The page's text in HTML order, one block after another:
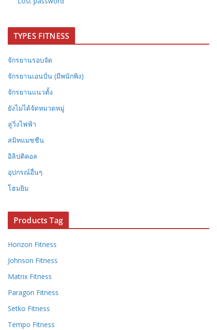
TYPES FITNESS
จักรยานรอบจัด
จักรยานเอนปั่น (มีพนักพิง)
จักรยานแนวตั้ง
ยังไม่ได้จัดหมวดหมู่
ลู่วิ่งไฟฟ้า
สมิทแมชชีน
อิลิปติคอล
อุปกรณ์อื่นๆ
โฮมยิม
Products Tag
Horizon Fitness
Johnson Fitness
Matrix Fitness
Paragon Fitness
Setko Fitness
Tempo Fitness